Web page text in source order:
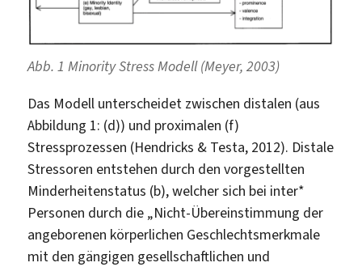
Abb. 1 Minority Stress Modell (Meyer, 2003)
Das Modell unterscheidet zwischen distalen (aus
Abbildung 1: (d)) und proximalen (f)
Stressprozessen (Hendricks & Testa, 2012). Distale
Stressoren entstehen durch den vorgestellten
Minderheitenstatus (b), welcher sich bei inter*
Personen durch die „Nicht-Übereinstimmung der
angeborenen körperlichen Geschlechtsmerkmale
mit den gängigen gesellschaftlichen und